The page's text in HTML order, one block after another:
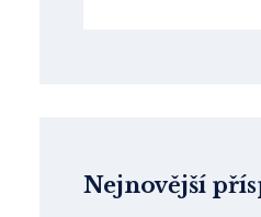
Nejnovější